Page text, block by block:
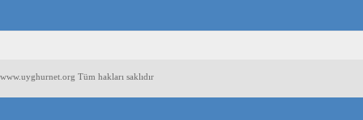
www.uyghurnet.org Tüm hakları saklıdır